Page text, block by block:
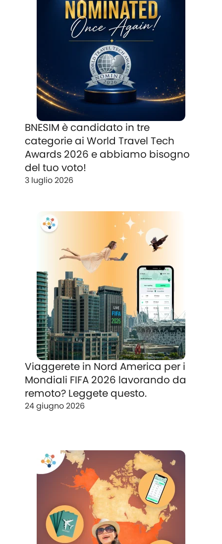
BNESIM è candidato in tre
categorie ai World Travel Tech
Awards 2026 e abbiamo bisogno
del tuo voto!
3 luglio 2026
Viaggerete in Nord America per i
Mondiali FIFA 2026 lavorando da
remoto? Leggete questo.
24 giugno 2026